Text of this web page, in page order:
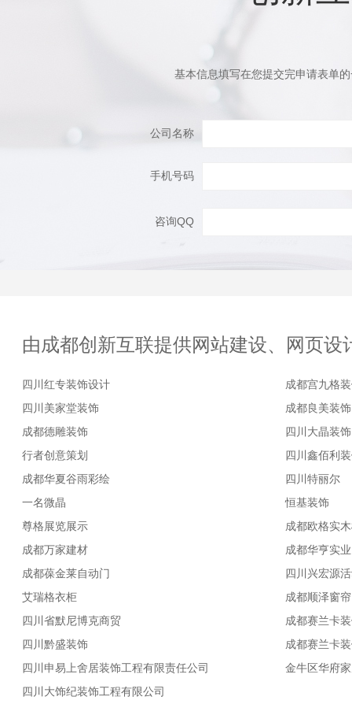
基本信息填写在您提交完申请表单
公司名称
手机号码
咨询QQ
由成都创新互联提供网站建设、网页设
四川红专装饰设计
成都宫九格
四川美家堂装饰
成都良美装饰
成都德雕装饰
四川大晶装饰
行者创意策划
四川鑫佰利
成都华夏谷雨彩绘
四川特丽尔
一名微晶
恒基装饰
尊格展览展示
成都欧格实
成都万家建材
成都华亨实业
成都葆金莱自动门
四川兴宏源
艾瑞格衣柜
成都顺泽窗帘
四川省默尼博克商贸
成都赛兰卡
四川黔盛装饰
成都赛兰卡
四川申易上舍居装饰工程有限责任公司
金牛区华府
四川大饰纪装饰工程有限公司